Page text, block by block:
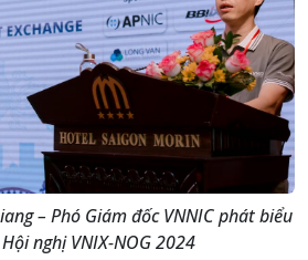
– Phó Giám đốc VNNIC phát biểu
nghị VNIX-NOG 2024